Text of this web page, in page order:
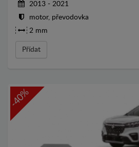
2013 - 2021
motor, převodovka
2 mm
Přídat
-40%